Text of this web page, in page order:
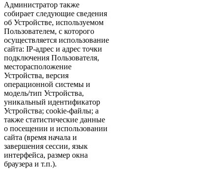
Администратор также
собирает следующие сведения
об Устройстве, используемом
Пользователем, с которого
осуществляется использование
сайта: IP-адрес и адрес точки
подключения Пользователя,
месторасположение
Устройства, версия
операционной системы и
модель/тип Устройства,
уникальный идентификатор
Устройства; cookie-файлы; а
также статистические данные
о посещении и использовании
сайта (время начала и
завершения сессии, язык
интерфейса, размер окна
браузера и т.п.).